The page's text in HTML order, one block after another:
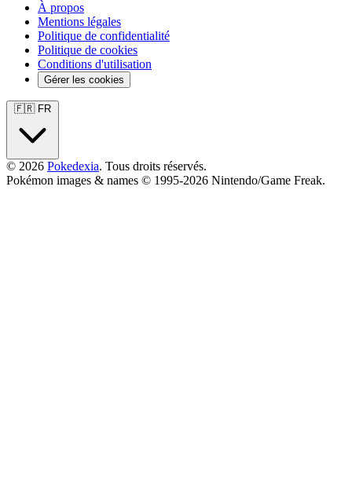
À propos
Mentions légales
Politique de confidentialité
Politique de cookies
Conditions d'utilisation
Gérer les cookies
© 2026 Pokedexia. Tous droits réservés.
Pokémon images & names © 1995-2026 Nintendo/Game Freak.